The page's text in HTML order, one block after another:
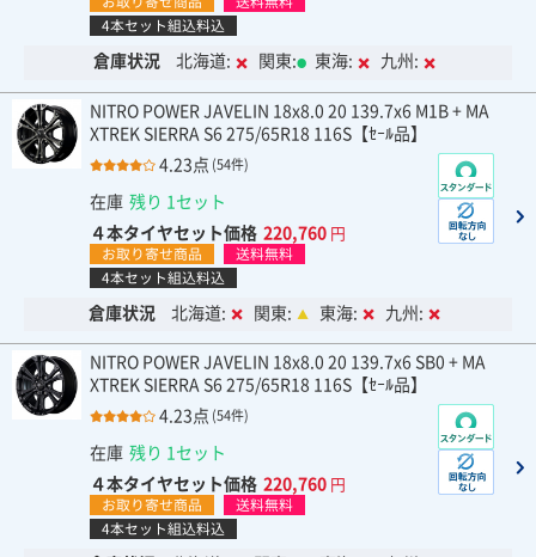
4本セット組込料込
倉庫状況 北海道: 関東: 東海: 九州:
NITRO POWER JAVELIN 18x8.0 20 139.7x6 M1B + MA
XTREK SIERRA S6 275/65R18 116S【ｾｰﾙ品】
4.23点 (54件)
在庫 残り 1セット
４本タイヤセット価格 220,760 円
お取り寄せ商品
送料無料
4本セット組込料込
倉庫状況 北海道: 関東: 東海: 九州:
NITRO POWER JAVELIN 18x8.0 20 139.7x6 SB0 + MA
XTREK SIERRA S6 275/65R18 116S【ｾｰﾙ品】
4.23点 (54件)
在庫 残り 1セット
４本タイヤセット価格 220,760 円
お取り寄せ商品
送料無料
4本セット組込料込